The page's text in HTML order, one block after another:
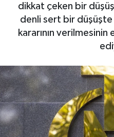
dikkat çeken bir
denli sert bir
kararının
Çevre
İletişim
Künye
SPOR